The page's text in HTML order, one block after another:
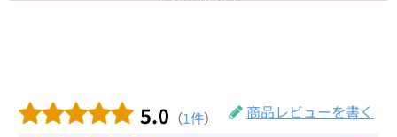
5.0 （1件）
商品レビューを書く